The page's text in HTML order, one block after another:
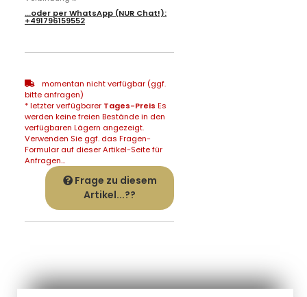
...oder perWhatsApp (NUR Chat!):
+491796159552
momentan nicht verfügbar (ggf.
bitte anfragen)
* letzter verfügbarer Tages-Preis Es
werden keine freien Bestände in den
verfügbaren Lägern angezeigt.
Verwenden Sie ggf. das Fragen-
Formular auf dieser Artikel-Seite für
Anfragen...
Frage zu diesem
Artikel...??